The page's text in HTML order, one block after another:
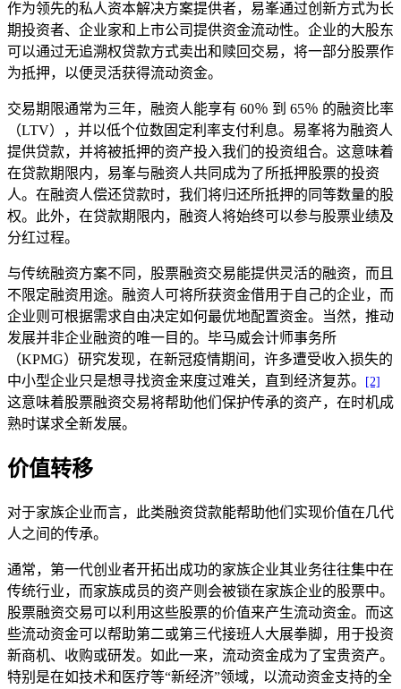
作为领先的私人资本解决方案提供者，易峯通过创新方式为长
期投资者、企业家和上市公司提供资金流动性。企业的大股东
可以通过无追溯权贷款方式卖出和赎回交易，将一部分股票作
为抵押，以便灵活获得流动资金。
交易期限通常为三年，融资人能享有 60％ 到 65％ 的融资比率
（LTV），并以低个位数固定利率支付利息。易峯将为融资人
提供贷款，并将被抵押的资产投入我们的投资组合。这意味着
在贷款期限内，易峯与融资人共同成为了所抵押股票的投资
人。在融资人偿还贷款时，我们将归还所抵押的同等数量的股
权。此外，在贷款期限内，融资人将始终可以参与股票业绩及
分红过程。
与传统融资方案不同，股票融资交易能提供灵活的融资，而且
不限定融资用途。融资人可将所获资金借用于自己的企业，而
企业则可根据需求自由决定如何最优地配置资金。当然，推动
发展并非企业融资的唯一目的。毕马威会计师事务所
（KPMG）研究发现，在新冠疫情期间，许多遭受收入损失的
中小型企业只是想寻找资金来度过难关，直到经济复苏。
[2]
这意味着股票融资交易将帮助他们保护传承的资产，在时机成
熟时谋求全新发展。
价值转移
对于家族企业而言，此类融资贷款能帮助他们实现价值在几代
人之间的传承。
通常，第一代创业者开拓出成功的家族企业其业务往往集中在
传统行业，而家族成员的资产则会被锁在家族企业的股票中。
股票融资交易可以利用这些股票的价值来产生流动资金。而这
些流动资金可以帮助第二或第三代接班人大展拳脚，用于投资
新商机、收购或研发。如此一来，流动资金成为了宝贵资产。
特别是在如技术和医疗等“新经济”领域，以流动资金支持的全